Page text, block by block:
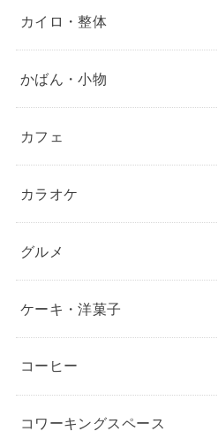
カイロ・整体
かばん・小物
カフェ
カラオケ
グルメ
ケーキ・洋菓子
コーヒー
コワーキングスペース